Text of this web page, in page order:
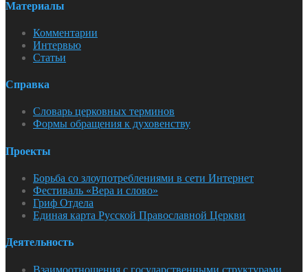
Материалы
Комментарии
Интервью
Статьи
Справка
Словарь церковных терминов
Формы обращения к духовенству
Проекты
Борьба со злоупотреблениями в сети Интернет
Фестиваль «Вера и слово»
Гриф Отдела
Единая карта Русской Православной Церкви
Деятельность
Взаимоотношения с государственными структурами